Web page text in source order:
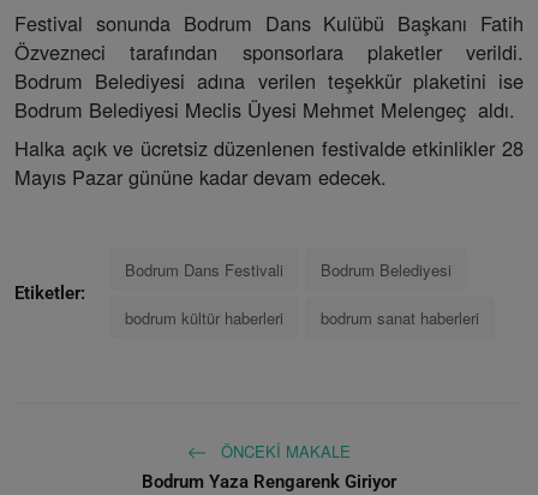
Festival sonunda Bodrum Dans Kulübü Başkanı Fatih
Özvezneci tarafından sponsorlara plaketler verildi.
Bodrum Belediyesi adına verilen teşekkür plaketini ise
Bodrum Belediyesi Meclis Üyesi Mehmet Melengeç aldı.
Halka açık ve ücretsiz düzenlenen festivalde etkinlikler 28
Mayıs Pazar gününe kadar devam edecek.
Etiketler:
Bodrum Dans Festivali Bodrum Belediyesi
bodrum kültür haberleri bodrum sanat haberleri
ÖNCEKI MAKALE
Bodrum Yaza Rengarenk Giriyor